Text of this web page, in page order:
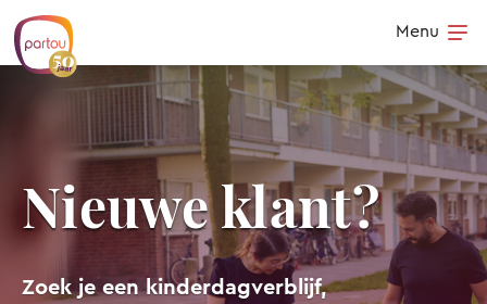
Skip to content
Menu
Nieuwe klant?
Zoek je een kinderdagverblijf,